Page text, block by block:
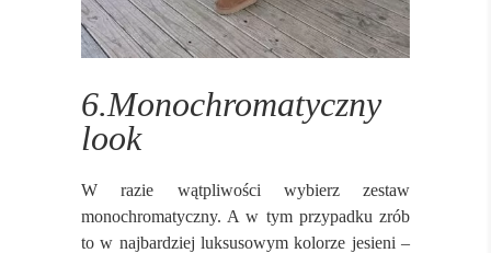
6.Monochromatyczny
look
W razie wątpliwości wybierz zestaw
monochromatyczny. A w tym przypadku zrób
to w najbardziej luksusowym kolorze jesieni –